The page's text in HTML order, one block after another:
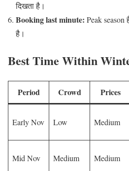
दिखता है।
Booking last minute: Peak
है।
Best Time Within
Period Crowd Prices
Early Nov Low Medium
Mid Nov Medium Medium